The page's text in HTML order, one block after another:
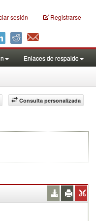
sesión Registrarse
Enlaces de respaldo
Consulta personalizada